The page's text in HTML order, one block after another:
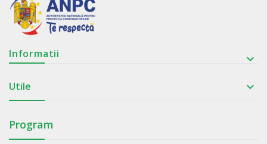
Informatii 
Utile 
Program